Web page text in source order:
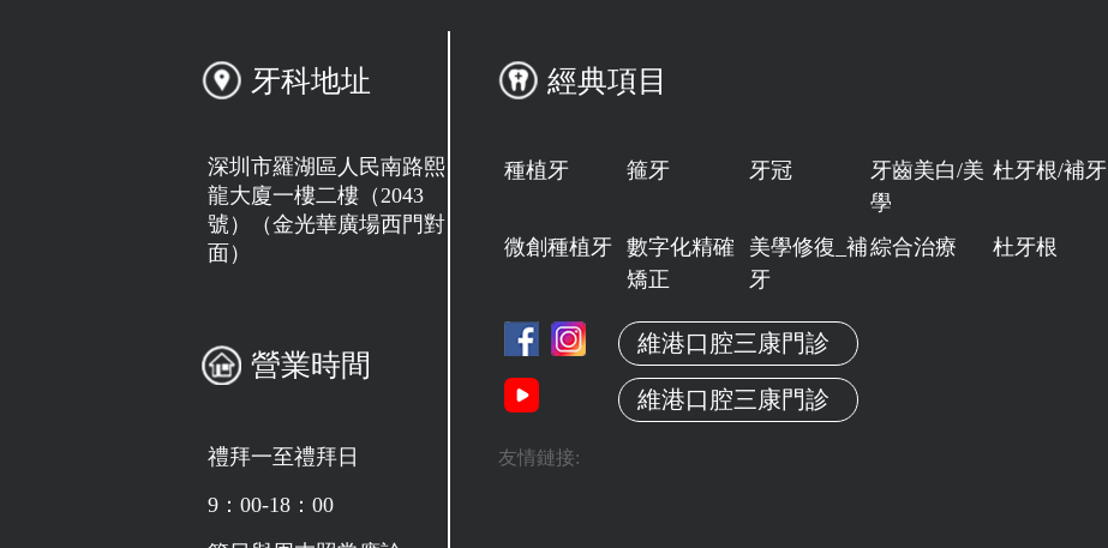
牙科地址
深圳市羅湖區人民南路熙
龍大廈一樓二樓（2043
號）（金光華廣場西門對
面）
營業時間
禮拜一至禮拜日
9：00-18：00
經典項目
種植牙 箍牙 牙冠
牙齒美白/美
學
杜牙根/補牙
微創種植牙 數字化精確
矯正
美學修復_補
牙
綜合治療 杜牙根
維港口腔三康門診
維港口腔三康門診
友情鏈接: